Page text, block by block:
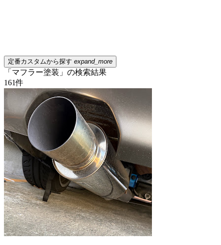
定番カスタムから探す expand_more
「マフラー塗装」の検索結果
161件